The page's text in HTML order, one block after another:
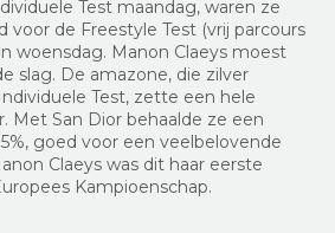
Test maandag, waren ze
voor de Freestyle Test (vrij parcours
woensdag. Manon Claeys moest
slag. De amazone, die zilver
Test, zette een hele
Met San Dior behaalde ze een
goed voor een veelbelovende
Claeys was dit haar eerste
Kampioenschap.